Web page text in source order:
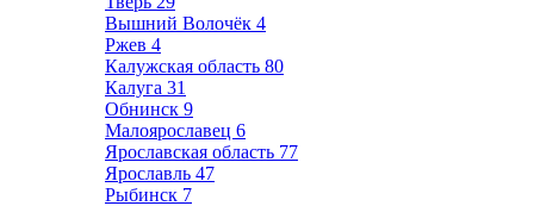
Вышний Волочёк 4
Ржев 4
Калужская область 80
Калуга 31
Обнинск 9
Малоярославец 6
Ярославская область 77
Ярославль 47
Рыбинск 7